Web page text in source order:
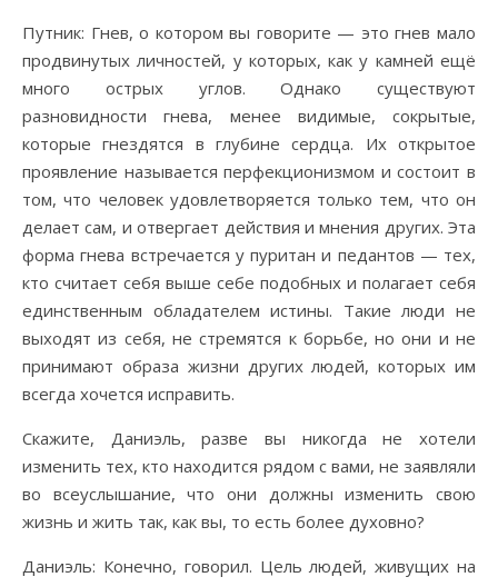
Путник: Гнев, о котором вы говорите — это гнев мало
продвинутых личностей, у которых, как у камней ещё
много острых углов. Однако существуют
разновидности гнева, менее видимые, сокрытые,
которые гнездятся в глубине сердца. Их открытое
проявление называется перфекционизмом и состоит в
том, что человек удовлетворяется только тем, что он
делает сам, и отвергает действия и мнения других. Эта
форма гнева встречается у пуритан и педантов — тех,
кто считает себя выше себе подобных и полагает себя
единственным обладателем истины. Такие люди не
выходят из себя, не стремятся к борьбе, но они и не
принимают образа жизни других людей, которых им
всегда хочется исправить.
Скажите, Даниэль, разве вы никогда не хотели
изменить тех, кто находится рядом с вами, не заявляли
во всеуслышание, что они должны изменить свою
жизнь и жить так, как вы, то есть более духовно?
Даниэль: Конечно, говорил. Цель людей, живущих на